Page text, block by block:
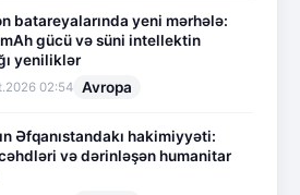
batareyalarında yeni mərhələ:
gücü və süni intellektin
yeniliklər
02:54 Avropa
Əfqanıstandakı hakimiyyəti:
və dərinləşən humanitar